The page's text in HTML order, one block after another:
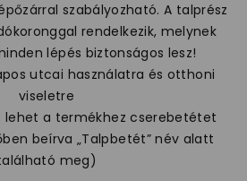
szabályozható. A talprész
rendelkezik, melynek
lépés biztonságos lesz!
utcai használatra és otthoni
viseletre
lehet a termékhez cserebetétet
beírva „Talpbetét” név alatt
meg)